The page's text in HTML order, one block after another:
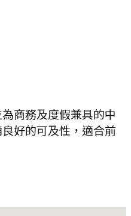
商務及度假兼具的中
好的可及性，適合前